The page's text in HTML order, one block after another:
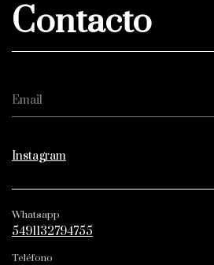
Contacto
Instagram
Whatsapp
5491132794755
Teléfono